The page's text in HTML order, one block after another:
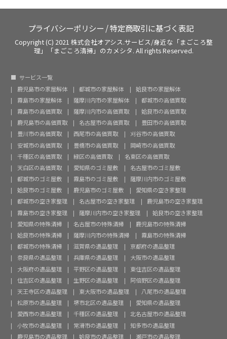
プライバシーポリシー /特定商取引に基づく表記
Copyright (C) 2021 株式会社オアシス.サービス/身近な「まごころ整
理」「まごころ清掃」のカメシタ. All rights Reserved.
サービス一覧
鹿児島市の家屋解体
都城市の家屋解体
姶良市の家屋解体
霧島市の家屋解体
薩摩川内市の家屋解体
都城市の高価買取
霧島市の高価買取
薩摩川内市の高価買取
姶良市の高価買取
鹿児島市の高価買取
名古屋市の高価買取
豊田市の高価買取
豊川市の高価買取
西尾市の高価買取
刈谷市の高価買取
安城市の高価買取
豊橋市の高価買取
岡崎市の高価買取
千種区の高価買取
緑区の高価買取
名東区の高価買取
天白区の高価買取
愛知県のゴミ屋敷
名古屋市のゴミ屋敷
都城市のゴミ屋敷
霧島市のゴミ屋敷
薩摩川内市のゴミ屋敷
姶良市のゴミ屋敷
鹿児島市のゴミ屋敷
愛知県の空き家整理
都城市の空き家整理
名古屋市の空き家整理
鹿児島市の空き家整理
霧島市の空き家整理
薩摩川内市の空き家整理
姶良市の空き家整理
愛知県の特殊清掃
名古屋市の特殊清掃
鹿児島市の特殊清掃
姶良市の特殊清掃
薩摩川内市の特殊清掃
霧島市の特殊清掃
都城市の特殊清掃
滋賀県の遺品整理
京都府の遺品整理
奈良県の遺品整理
兵庫県の遺品整理
大阪市の遺品整理
大阪府の遺品整理
平野区の遺品整理
東住吉区の遺品整理
住吉区の遺品整理
生野区の遺品整理
阿倍野区の遺品整理
天王寺区の遺品整理
東大阪市の遺品整理
八尾市の遺品整理
松原市の遺品整理
堺市北区の遺品整理
愛知県の遺品整理
愛西市の遺品整理
千種区の遺品整理
北名古屋市の遺品整理
小牧市の遺品整理
常滑市の遺品整理
知多市の遺品整理
鹿児島市の遺品整理
姶良市の遺品整理 瀬戸市の遺品整理